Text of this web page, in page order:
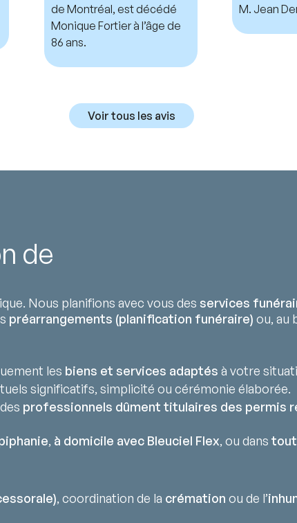
de Montréal, est décédé
Monique Fortier à l’âge de
86 ans.
M. Jean
Voir tous les avis
de
Nous planifions avec vous des services
préarrangements (planification funéraire) ou, au
les biens et services adaptés à votre
significatifs, simplicité ou cérémonie élaborée.
professionnels dûment titulaires des permis
, à domicile avec Bleuciel Flex, ou dans
, coordination de la crémation ou de l’